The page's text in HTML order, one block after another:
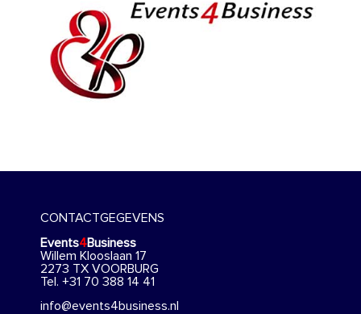
CONTACTGEGEVENS
Events4Business
Willem Klooslaan 17
2273 TX VOORBURG
Tel. +31 70 388 14 41
info@events4business.nl